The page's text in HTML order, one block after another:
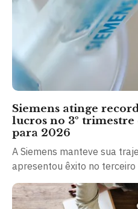
Siemens atinge
lucros no 3º
para 2026
A Siemens manteve sua
apresentou êxito no terceiro